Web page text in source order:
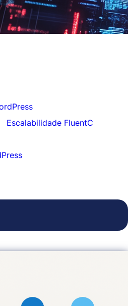
Tradução de Site Sem Esforço para
Clientes
Escalabilidade FluentC